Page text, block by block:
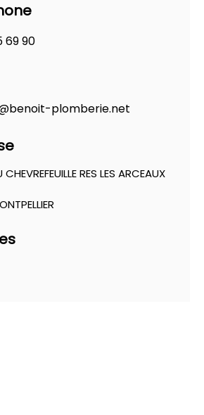
69 90
plomberie.net
CHEVREFEUILLE RES LES ARCEAUX